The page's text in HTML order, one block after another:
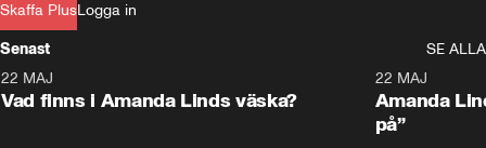
Skaffa PlusLogga in
Senast
SE ALLA
Plus
22 MAJ
Vad finns i Amanda Linds väska?
Plus
22 MAJ
Amanda
på”